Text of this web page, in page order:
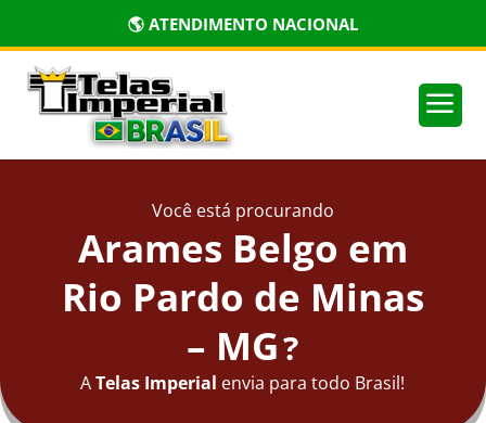
🌎 ATENDIMENTO NACIONAL
a
Você está procurando
Arames Belgo em
Rio Pardo de Minas
– MG?
ATelas Imperial envia para todo Brasil!